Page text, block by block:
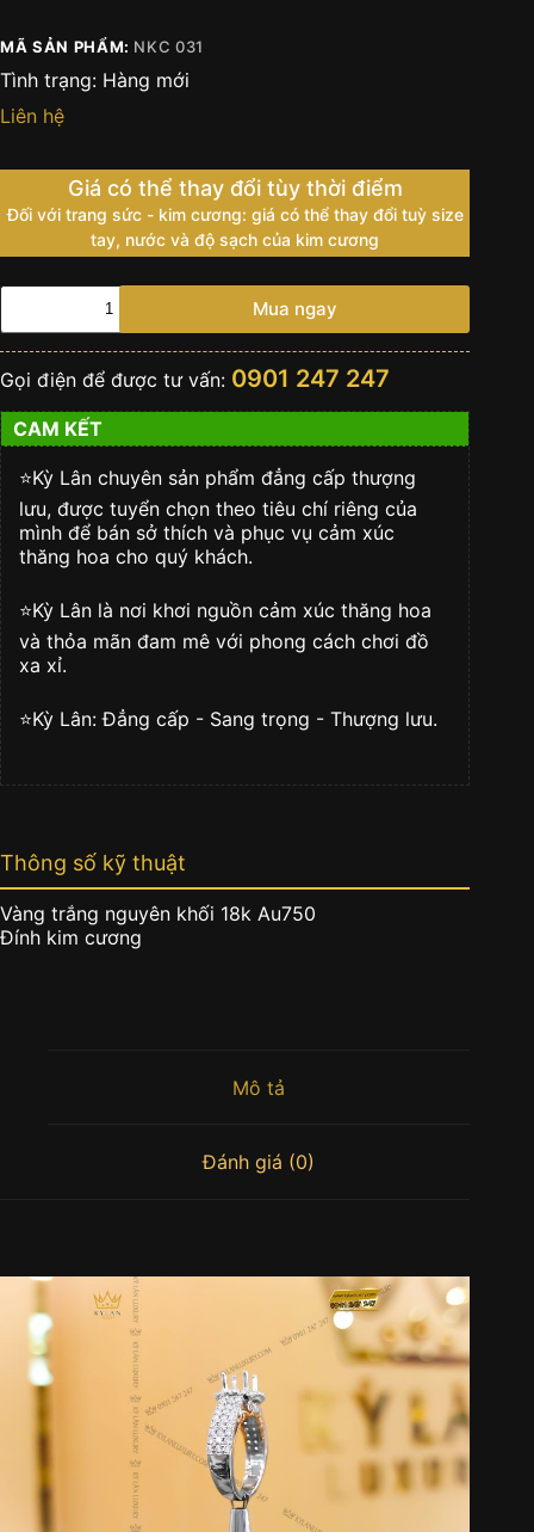
MÃ SẢN PHẨM: NKC 031
Tình trạng: Hàng mới
Liên hệ
Giá có thể thay đổi tùy thời điểm
Đối với trang sức - kim cương: giá có thể thay đổi tuỳ size
tay, nước và độ sạch của kim cương
Nhẫn
vàng
18k
Au750
đính
kim
cương
số
lượng
Mua ngay
Gọi điện để được tư vấn: 0901 247 247
CAM KẾT
⭐️Kỳ Lân chuyên sản phẩm đẳng cấp thượng
lưu, được tuyển chọn theo tiêu chí riêng của
mình để bán sở thích và phục vụ cảm xúc
thăng hoa cho quý khách.
⭐️Kỳ Lân là nơi khơi nguồn cảm xúc thăng hoa
và thỏa mãn đam mê với phong cách chơi đồ
xa xỉ.
⭐️Kỳ Lân: Đẳng cấp - Sang trọng - Thượng lưu.
Thông số kỹ thuật
Vàng trắng nguyên khối 18k Au750
Đính kim cương
Mô tả
Đánh giá (0)